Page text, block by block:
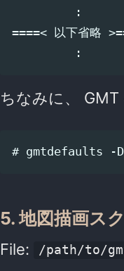
         :
====< 以下省略
ちなみに、 GMT
# gmtdefaults -D
5. 地図描画ス
File: /path/to/